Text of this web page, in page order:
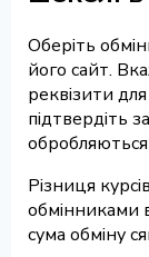
Оберіть
його сайт.
реквізити
підтвердіть
Різниця
обмінниками
сума обміну